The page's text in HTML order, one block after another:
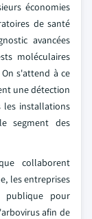
économies
de santé
avancées
moléculaires
On s'attend à ce
une détection
les installations
segment des
collaborent
les entreprises
publique pour
afin de